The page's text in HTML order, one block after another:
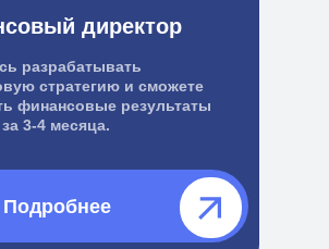
директор
разрабатывать
стратегию и сможете
финансовые результаты
3-4 месяца.
Подробнее⠀⠀⠀⠀